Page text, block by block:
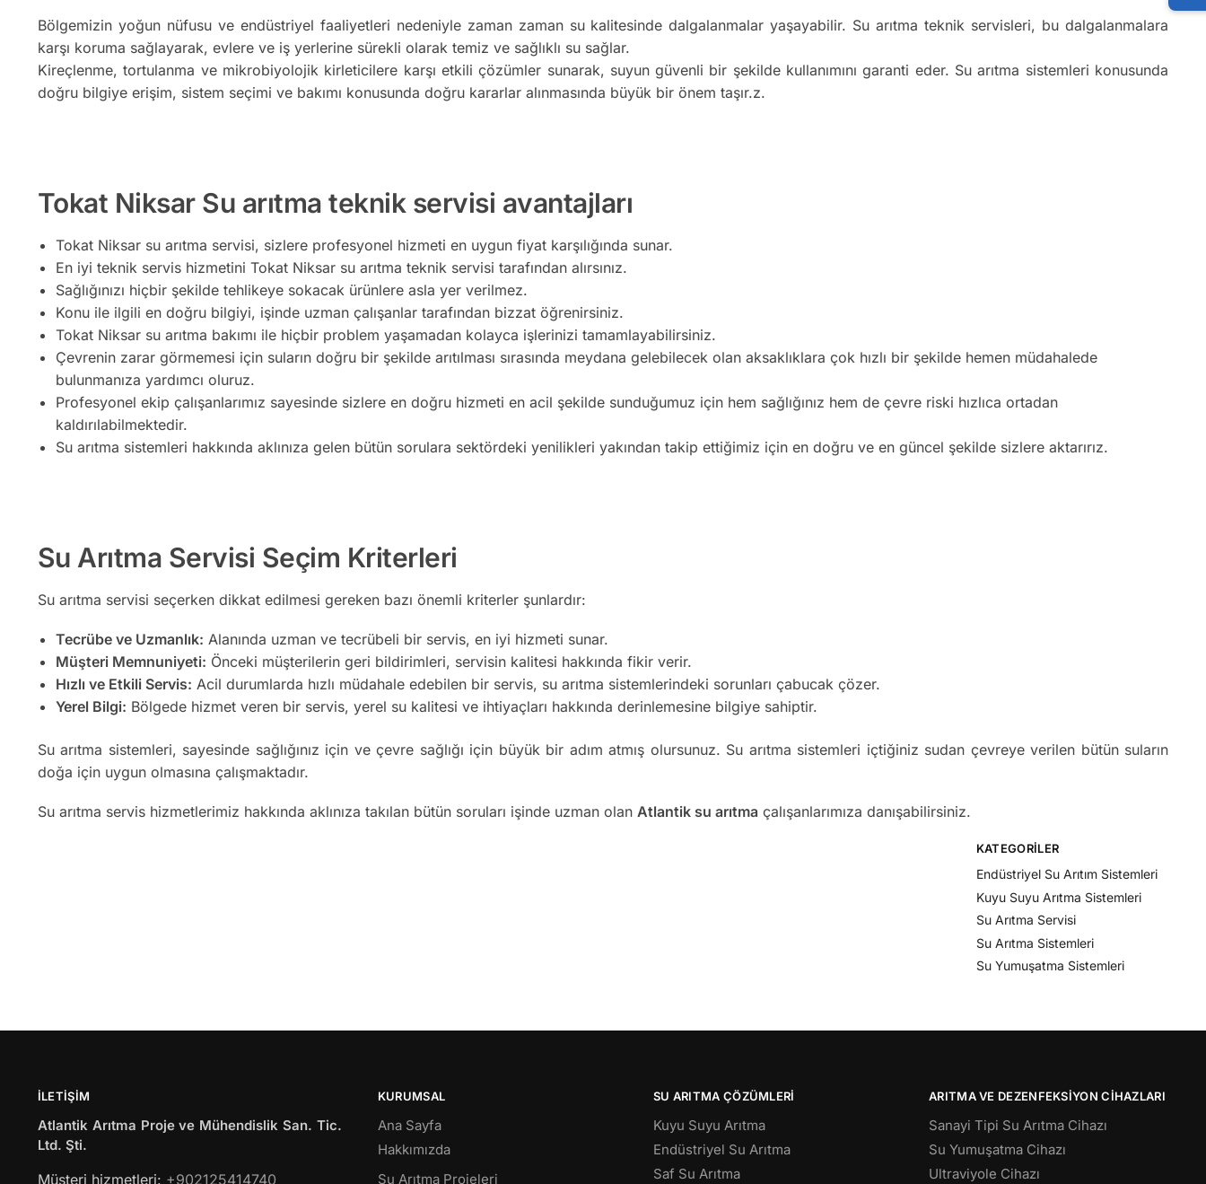
Bölgemizin yoğun nüfusu ve endüstriyel faaliyetleri nedeniyle zaman zaman su kalitesinde dalgalanmalar yaşayabilir. Su arıtma teknik servisleri, bu dalgalanmalara
karşı koruma sağlayarak, evlere ve iş yerlerine sürekli olarak temiz ve sağlıklı su sağlar.
Kireçlenme, tortulanma ve mikrobiyolojik kirleticilere karşı etkili çözümler sunarak, suyun güvenli bir şekilde kullanımını garanti eder. Su arıtma sistemleri konusunda
doğru bilgiye erişim, sistem seçimi ve bakımı konusunda doğru kararlar alınmasında büyük bir önem taşır.z.
Tokat Niksar Su arıtma teknik servisi avantajları
Tokat Niksar su arıtma servisi, sizlere profesyonel hizmeti en uygun fiyat karşılığında sunar.
En iyi teknik servis hizmetini Tokat Niksar su arıtma teknik servisi tarafından alırsınız.
Sağlığınızı hiçbir şekilde tehlikeye sokacak ürünlere asla yer verilmez.
Konu ile ilgili en doğru bilgiyi, işinde uzman çalışanlar tarafından bizzat öğrenirsiniz.
Tokat Niksar su arıtma bakımı ile hiçbir problem yaşamadan kolayca işlerinizi tamamlayabilirsiniz.
Çevrenin zarar görmemesi için suların doğru bir şekilde arıtılması sırasında meydana gelebilecek olan aksaklıklara çok hızlı bir şekilde hemen müdahalede
bulunmanıza yardımcı oluruz.
Profesyonel ekip çalışanlarımız sayesinde sizlere en doğru hizmeti en acil şekilde sunduğumuz için hem sağlığınız hem de çevre riski hızlıca ortadan
kaldırılabilmektedir.
Su arıtma sistemleri hakkında aklınıza gelen bütün sorulara sektördeki yenilikleri yakından takip ettiğimiz için en doğru ve en güncel şekilde sizlere aktarırız.
Su Arıtma Servisi Seçim Kriterleri
Su arıtma servisi seçerken dikkat edilmesi gereken bazı önemli kriterler şunlardır:
Tecrübe ve Uzmanlık: Alanında uzman ve tecrübeli bir servis, en iyi hizmeti sunar.
Müşteri Memnuniyeti: Önceki müşterilerin geri bildirimleri, servisin kalitesi hakkında fikir verir.
Hızlı ve Etkili Servis: Acil durumlarda hızlı müdahale edebilen bir servis, su arıtma sistemlerindeki sorunları çabucak çözer.
Yerel Bilgi: Bölgede hizmet veren bir servis, yerel su kalitesi ve ihtiyaçları hakkında derinlemesine bilgiye sahiptir.
Su arıtma sistemleri, sayesinde sağlığınız için ve çevre sağlığı için büyük bir adım atmış olursunuz. Su arıtma sistemleri içtiğiniz sudan çevreye verilen bütün suların
doğa için uygun olmasına çalışmaktadır.
Su arıtma servis hizmetlerimiz hakkında aklınıza takılan bütün soruları işinde uzman olan Atlantik su arıtma çalışanlarımıza danışabilirsiniz.
KATEGORILER
Endüstriyel Su Arıtım Sistemleri
Kuyu Suyu Arıtma Sistemleri
Su Arıtma Servisi
Su Arıtma Sistemleri
Su Yumuşatma Sistemleri
İLETIŞIM
Atlantik Arıtma Proje ve Mühendislik San. Tic.
Ltd. Şti.
Müsteri hizmetleri: +902125414740
KURUMSAL
Ana Sayfa
Hakkımızda
Su Arıtma Projeleri
SU ARITMA ÇÖZÜMLERI
Kuyu Suyu Arıtma
Endüstriyel Su Arıtma
Saf Su Arıtma
ARITMA VE DEZENFEKSIYON CIHAZLARI
Sanayi Tipi Su Arıtma Cihazı
Su Yumuşatma Cihazı
Ultraviyole Cihazı